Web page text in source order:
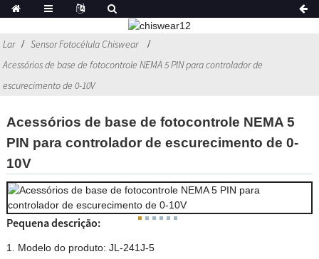
Lar
Sensor Fotocélula Chiswear
Acessórios de base de fotocontrole NEMA 5 PIN para controlador de
escurecimento de 0-10V
Acessórios de base de fotocontrole NEMA 5
PIN para controlador de escurecimento de 0-
10V
Pequena descrição:
1. Modelo do produto: JL-241J-5